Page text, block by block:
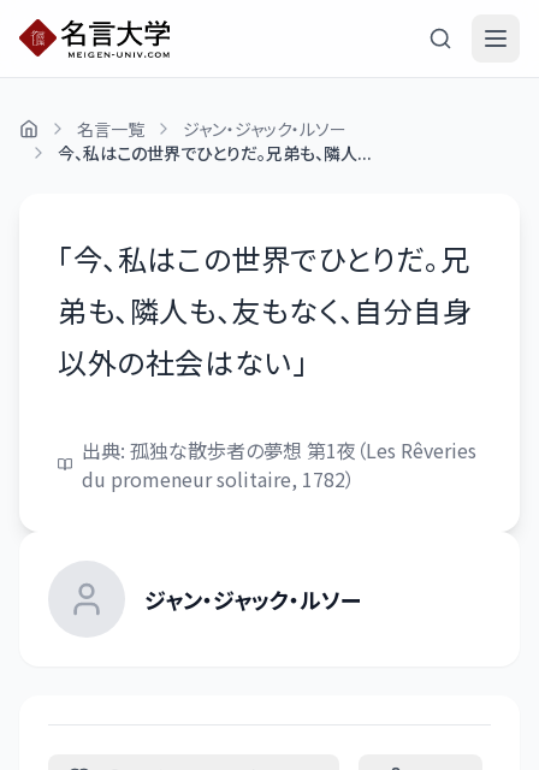
名言一覧
ジャン・ジャック・ルソー
今、私はこの世界でひとりだ。兄弟も、隣人...
「今、私はこの世界でひとりだ。兄
弟も、隣人も、友もなく、自分自身
以外の社会はない 」
出典: 孤独な散歩者の夢想 第1夜（Les Rêveries
du promeneur solitaire, 1782）
ジャン・ジャック・ルソー